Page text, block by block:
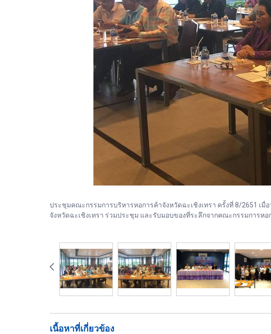
ประชุมคณะกรรมการบริหารหอการค้าจังหวัดฉะเชิงเทรา ครั้งที่ 8/2651 เมื่
จังหวัดฉะเชิงเทรา ร่วมประชุม และรับมอบของที่ระลึกจากคณะกรรมการหอ
เนื้อหาที่เกี่ยวข้อง